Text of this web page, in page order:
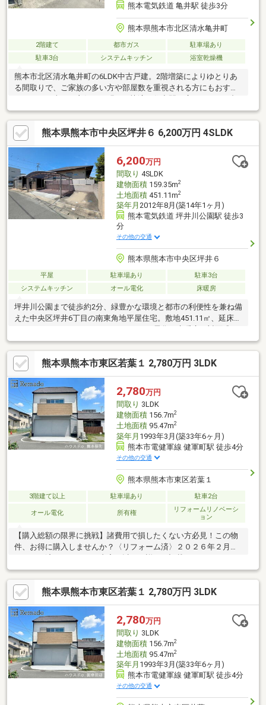
熊本電気鉄道 亀井駅 徒歩3分
熊本県熊本市北区清水亀井町
2階建て 都市ガス
駐車場あり
駐車3台
システムキッチン 浴室乾燥機
熊本市北区清水亀井町の6LDK中古戸建。2階増築によりゆとりあ
る間取りで、ご家族の多い方や部屋数を重視される方にもおすす
めです。日当たり良好で、明るく快適な住空間が広がります。都
市ガス仕様で光熱費を抑えやすく、家計にもやさしいのが魅力。
駐車場は1台分確保されています。亀井駅まで徒歩圏内の立地で、
通勤・通学にも便利な住環境。落ち着いた街並みの中で、ゆとり
ある暮らしを実現できる一邸です。
熊本県熊本市中央区坪井６ 6,200万円 4SLDK
6,200万円
間取り 4SLDK
建物面積159.35m2
土地面積451.11m2
築年月 2012年8月(築14年1ヶ月)
熊本電気鉄道 坪井川公園駅 徒歩3
分
その他の交通
熊本県熊本市中央区坪井６
平屋 駐車場あり
駐車3台
システムキッチン
オール電化 床暖房
坪井川公園まで徒歩約2分、緑豊かな環境と都市の利便性を兼ね備
えた中央区坪井6丁目の南東角地平屋住宅。敷地451.11㎡、延床
ッチン・WICなど快適設備も充実。水害対策構造や電動シャッタ
ーで安心感も高く、並列2～3台駐車可能。黒髪小・竜南中エリア
の子育て世帯にもおすすめの一邸です。
熊本県熊本市東区若葉１ 2,780万円 3LDK
2,780万円
間取り 3LDK
建物面積156.7m2
土地面積95.47m2
築年月 1993年3月(築33年6ヶ月)
熊本市電健軍線 健軍町駅 徒歩4分
その他の交通
熊本県熊本市東区若葉１
3階建て以上 駐車場あり 駐車2台
オール電化 所有権
リフォームリノベーシ
ョン
【購入総額の限界に挑戦】諸費用で損したくない方必見！この物
件、お得に購入しませんか？〈リフォーム済〉２０２６年２月リ
フォーム済。リフォーム内容は以下に詳しく記載しております
〈健軍町駅から徒歩４分〉駅から徒歩圏内で生活にゆとりを。将
来の資産価値にも期待〈スーパーまで徒歩２分〉急な来客や、深
夜の「困った」もすぐ解決〈周辺環境良好〉便利な街で心地よ
く。毎日のお買い物や通学がスムーズで安心【内覧ツアー】 熊本
県全域の気になる物件を全て弊社でまとめてご内覧いただけます
水曜日や１８時以降、お仕事終わりの内覧も柔軟に対応！物件選
びからお引渡しまで『ハウスドゥ熊本桜町』が全力でサポートし
ます
熊本県熊本市東区若葉１ 2,780万円 3LDK
2,780万円
間取り 3LDK
建物面積156.7m2
土地面積95.47m2
築年月 1993年3月(築33年6ヶ月)
熊本市電健軍線 健軍町駅 徒歩4分
その他の交通